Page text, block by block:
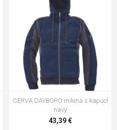
CERVA DAYBORO mikina s kapucí
navy
43,39 €